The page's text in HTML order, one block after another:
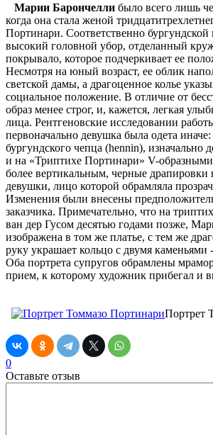
Марии Барончелли было всего лишь
когда она стала женой
Портинари. Соответственно
высокий головной убор, отделанный
покрывало, которое подчеркивает ее
Несмотря на юный возраст, ее облик
светской дамы, а драгоценное колье
социальное положение. В отличие от
образ менее строг, и, кажется, легкая
лица. Рентгеновские исследовании
первоначально девушка была одета
бургундского чепца (hennin), изначально
и на «Триптихе Портинари» V-
более вертикальным, черные драпировки
девушки, лицо которой обрамляла
Изменения были внесены
заказчика. Примечательно, что на
ван дер Гусом десятью годами позже,
изображена в том же платье, с тем же
руку украшает кольцо с двумя
Оба портрета супругов обрамлены
прием, к которому художник прибегал и
Портрет
0
Оставьте отзыв